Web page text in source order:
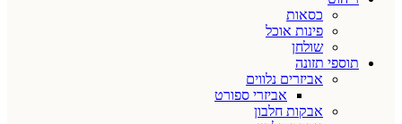
כסאות
פינות אוכל
שולחן
תוספי תזונה
אביזרים נלווים
אביזרי ספורט
אבקות חלבון